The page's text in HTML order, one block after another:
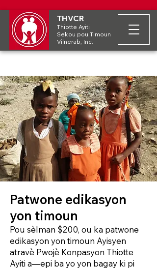
THVCR
Thiotte Ayiti
Sekou pou Timoun
Vilnerab, Inc.
Patwone edikasyon
yon timoun
Pou sèlman $200, ou ka patwone
edikasyon yon timoun Ayisyen
atravè Pwojè Konpasyon Thiotte
Ayiti a—epi ba yo yon bagay ki pi